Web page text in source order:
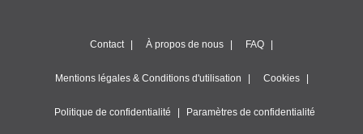
Contact À propos de nous FAQ
Mentions légales & Conditions d'utilisation Cookies
Politique de confidentialité Paramètres de confidentialité